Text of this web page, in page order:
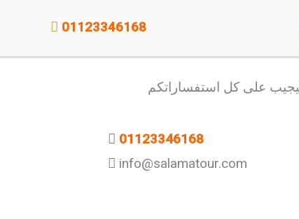
01123346168
على كل استفساراتكم
01123346168
info@salamatour.com